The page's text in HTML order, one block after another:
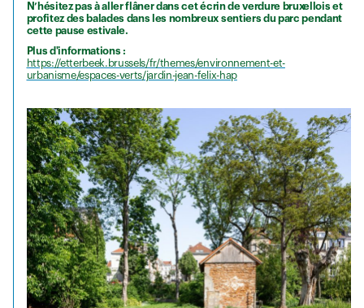
N’hésitez pas à aller flâner dans cet écrin de verdure bruxellois et
profitez des balades dans les nombreux sentiers du parc pendant
cette pause estivale.
Plus d'informations :
https://etterbeek.brussels/fr/themes/environnement-et-
urbanisme/espaces-verts/jardin-jean-felix-hap